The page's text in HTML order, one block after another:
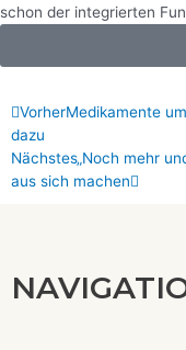
schon der integrierten
Prev
VorherMedikamente
dazu
Nächstes„Noch mehr
aus sich machen